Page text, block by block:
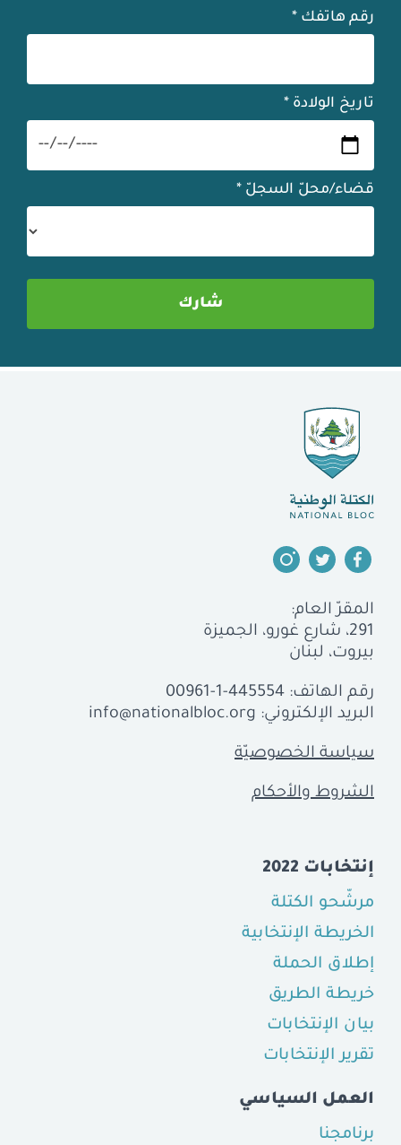
رقم هاتفك *
تاريخ الولادة *
قضاء/محلّ السجلّ *
المقرّ العام:
291، شارع غورو، الجميزة
بيروت، لبنان
رقم الهاتف: 00961-1-445554
البريد الإلكتروني: info@nationalbloc.org
سياسة الخصوصيّة
الشروط والأحكام
إنتخابات 2022
مرشّحو الكتلة
الخريطة الإنتخابية
إطلاق الحملة
خريطة الطريق
بيان الإنتخابات
تقرير الإنتخابات
العمل السياسي
برنامجنا